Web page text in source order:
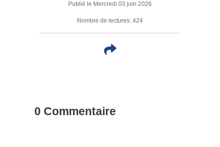
Publié le Mercredi 03 juin 2026
Nombre de lectures: 424
0 Commentaire